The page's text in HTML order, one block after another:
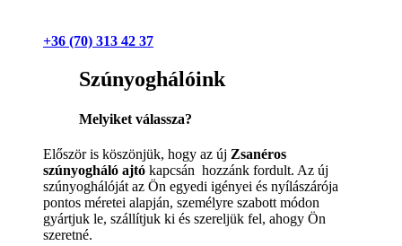
+36 (70) 313 42 37
Szúnyoghálóink
Melyiket válassza?
Először is köszönjük, hogy az új Zsanéros
szúnyogháló ajtó kapcsán hozzánk fordult. Az új
szúnyoghálóját az Ön egyedi igényei és nyílászárója
pontos méretei alapján, személyre szabott módon
gyártjuk le, szállítjuk ki és szereljük fel, ahogy Ön
szeretné.